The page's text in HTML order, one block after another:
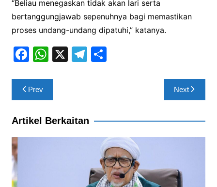
“Beliau menegaskan tidak akan lari serta
bertanggungjawab sepenuhnya bagi memastikan
proses undang-undang dipatuhi,” katanya.
F
c
e
b
W
at
s
A
X T
a
S
Post
navigation
Prev Next
Artikel Berkaitan